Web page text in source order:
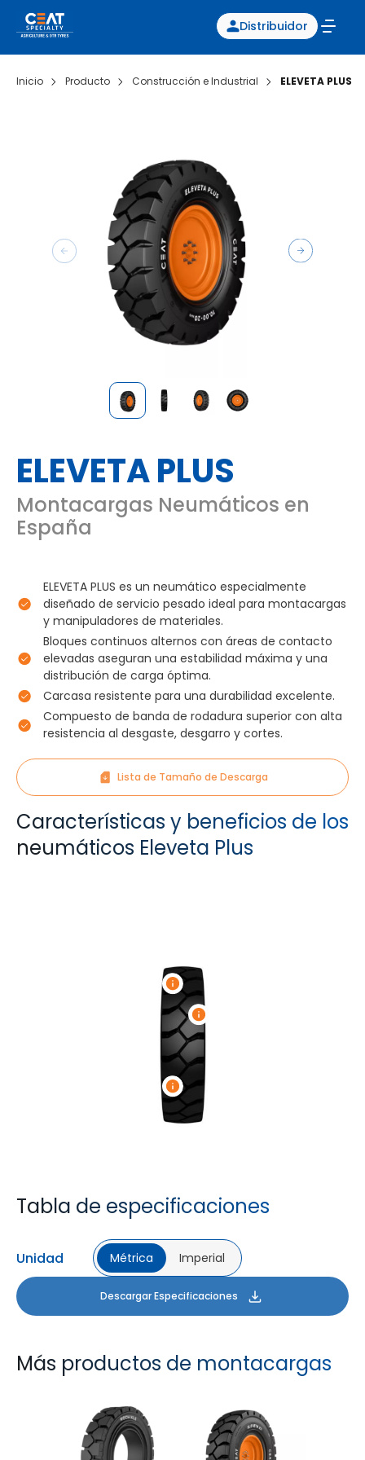
Distribuidor
Inicio Producto Construcción e Industrial ELEVETA PLUS
ELEVETA PLUS
Montacargas Neumáticos en
España
ELEVETA PLUS es un neumático especialmente
diseñado de servicio pesado ideal para montacargas
y manipuladores de materiales.
Bloques continuos alternos con áreas de contacto
elevadas aseguran una estabilidad máxima y una
distribución de carga óptima.
Carcasa resistente para una durabilidad excelente.
Compuesto de banda de rodadura superior con alta
resistencia al desgaste, desgarro y cortes.
Lista de Tamaño de Descarga
Características y beneficios de los
neumáticos Eleveta Plus
Tabla de especificaciones
Unidad Métrica Imperial
Descargar Especificaciones
Más productos de montacargas